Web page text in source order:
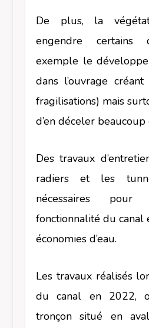
De plus, la
engendre certains
exemple le
dans l’ouvrage
fragilisations) mais
d’en déceler beaucoup
Des travaux
radiers et les
nécessaires
fonctionnalité du
économies d’eau.
Les travaux réalisés
du canal en 2022,
tronçon situé en